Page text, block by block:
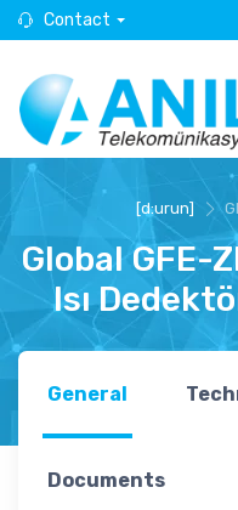
Contact
[d:urun]
Global GFE-
Isı
General
Documents